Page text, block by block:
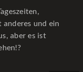
anderes und ein
aber es ist